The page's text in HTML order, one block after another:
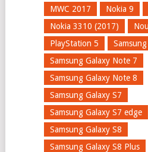
MWC 2017
Nokia 9
Nokia 3310 (2017)
PlayStation 5
Samsung
Samsung Galaxy Note 7
Samsung Galaxy Note 8
Samsung Galaxy S7
Samsung Galaxy S7 edge
Samsung Galaxy S8
Samsung Galaxy S8 Plus